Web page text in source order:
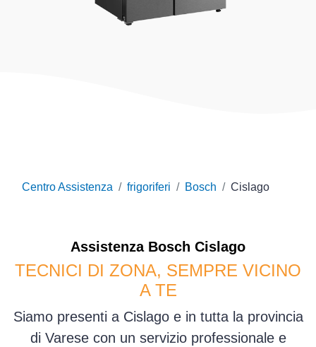
Centro Assistenza frigoriferi Bosch Cislago
Assistenza Bosch Cislago
TECNICI DI ZONA, SEMPRE VICINO
A TE
Siamo presenti a Cislago e in tutta la provincia
di Varese con un servizio professionale e